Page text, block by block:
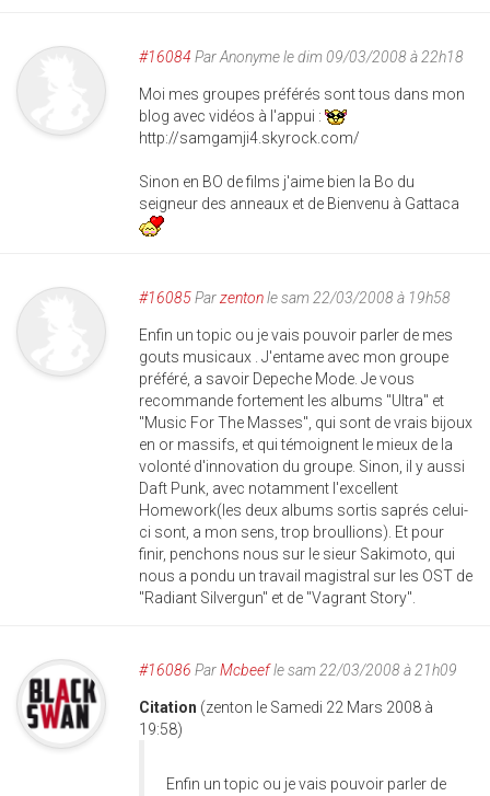
#16084 ParAnonymele dim 09/03/2008 à 22h18
Moi mes groupes préférés sont tous dans mon
blog avec vidéos à l'appui :
http://samgamji4.skyrock.com/
Sinon en BO de films j'aime bien la Bo du
seigneur des anneaux et de Bienvenu à Gattaca
#16085Parzentonle sam 22/03/2008 à 19h58
Enfin un topic ou je vais pouvoir parler de mes
gouts musicaux . J'entame avec mon groupe
préféré, a savoir Depeche Mode. Je vous
recommande fortement les albums "Ultra" et
"Music For The Masses", qui sont de vrais bijoux
en or massifs, et qui témoignent le mieux de la
volonté d'innovation du groupe. Sinon, il y aussi
Daft Punk, avec notamment l'excellent
Homework(les deux albums sortis saprés celui-
ci sont, a mon sens, trop broullions). Et pour
finir, penchons nous sur le sieur Sakimoto, qui
nous a pondu un travail magistral sur les OST de
"Radiant Silvergun" et de "Vagrant Story".
#16086 ParMcbeefle sam 22/03/2008 à 21h09
Citation (zenton le Samedi 22 Mars 2008 à
19:58)
Enfin un topic ou je vais pouvoir parler de